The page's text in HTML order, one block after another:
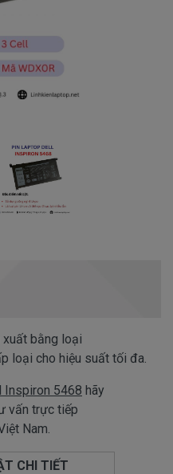
bằng loại
loại cho hiệu suất tối đa.
Inspiron 5468 hãy
vấn trực tiếp
Nam.
CHI TIẾT